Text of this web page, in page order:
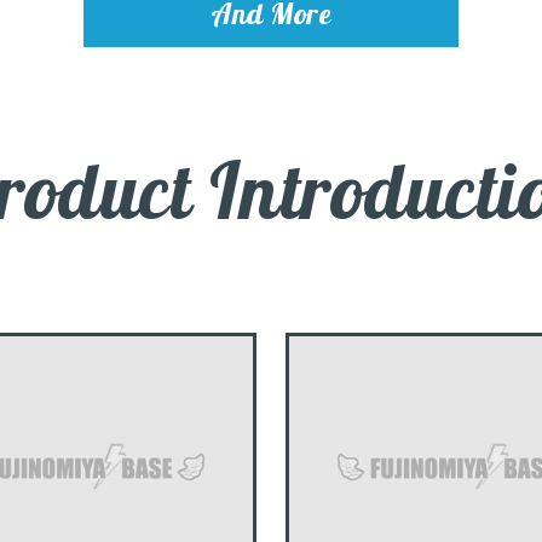
And More